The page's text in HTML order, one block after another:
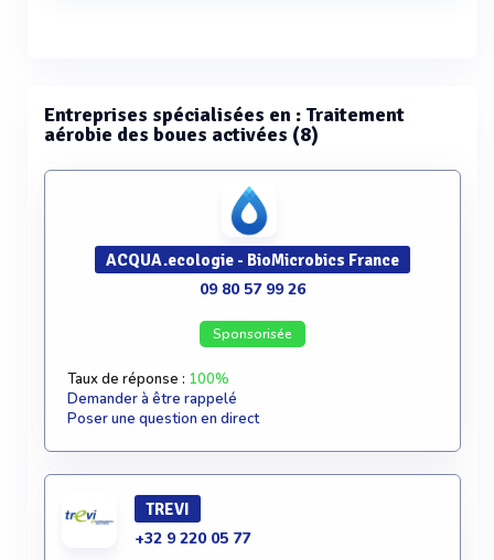
Entreprises spécialisées en : Traitement
aérobie des boues activées (8)
ACQUA.ecologie - BioMicrobics France
09 80 57 99 26
Sponsorisée
Taux de réponse : 100%
Demander à être rappelé
Poser une question en direct
TREVI
+32 9 220 05 77